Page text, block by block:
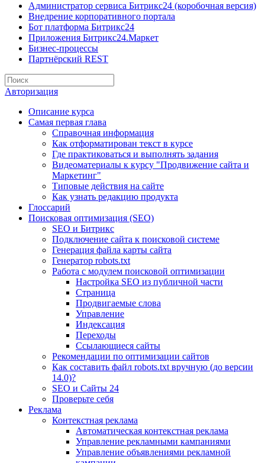
Администратор сервиса Битрикс24 (коробочная версия)
Внедрение корпоративного портала
Бот платформа Битрикс24
Приложения Битрикс24.Маркет
Бизнес-процессы
Партнёрский REST
Авторизация
Описание курса
Самая первая глава
Справочная информация
Как отформатирован текст в курсе
Где практиковаться и выполнять задания
Видеоматериалы к курсу "Продвижение сайта и
Маркетинг"
Типовые действия на сайте
Как узнать редакцию продукта
Глоссарий
Поисковая оптимизация (SEO)
SEO и Битрикс
Подключение сайта к поисковой системе
Генерация файла карты сайта
Генератор robots.txt
Работа с модулем поисковой оптимизации
Настройка SEO из публичной части
Страница
Продвигаемые слова
Управление
Индексация
Переходы
Ссылающиеся сайты
Рекомендации по оптимизации сайтов
Как составить файл robots.txt вручную (до версии
14.0)?
SEO и Сайты 24
Проверьте себя
Реклама
Контекстная реклама
Автоматическая контекстная реклама
Управление рекламными кампаниями
Управление объявлениями рекламной